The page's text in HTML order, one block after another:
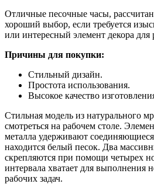
Отличные песочные часы,
хороший выбор, если требуется
или интересный элемент декора для
Причины для покупки:
Стильный дизайн.
Простота использования.
Высокое качество
Стильная модель из натурального
смотреться на рабочем столе.
металла удерживают
находится белый песок. Два
скрепляются при помощи четырех
интервала хватает для
рабочих задач.